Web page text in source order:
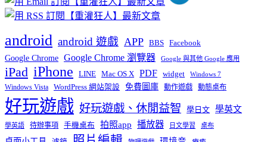
android android 遊戲 APP BBS Facebook
Google Chrome Google Chrome 瀏覽器 Google 與其他 Google 應用
iPad iPhone LINE Mac OS X PDF widget Windows 7
Windows Vista WordPress 網站架設 免費圖庫 動作遊戲 動態桌布
好玩遊戲 好玩遊戲、休閒益智 學日文 學英文
學英語 待辦事項 手機桌布 拍照app 播放器 日文學習 桌布